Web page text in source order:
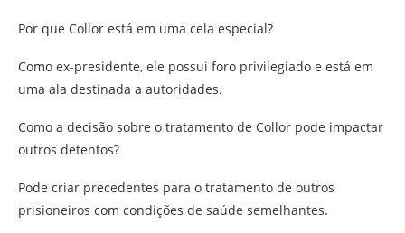
Por que Collor está em uma cela especial?
Como ex-presidente, ele possui foro privilegiado e está em
uma ala destinada a autoridades.
Como a decisão sobre o tratamento de Collor pode impactar
outros detentos?
Pode criar precedentes para o tratamento de outros
prisioneiros com condições de saúde semelhantes.